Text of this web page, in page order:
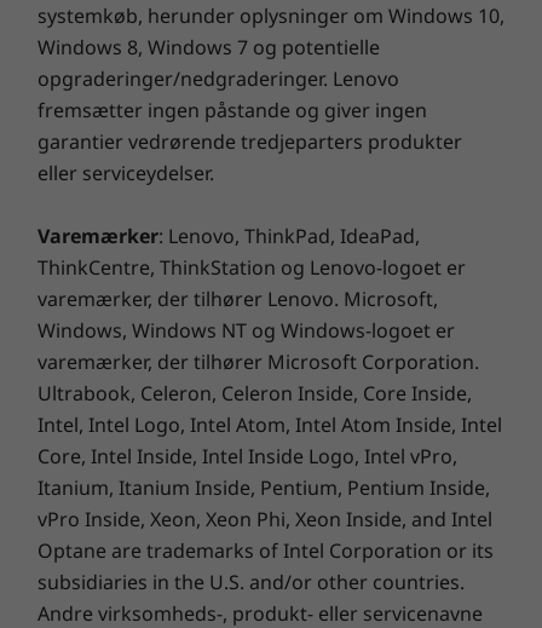
Ydeevne og sikkerhed på alle fronter
Ydeevne og sikkerhed
på alle fronter
Frigør uovertruffet privatliv og sikkerhed fra
starten med ThinkSmart Tiny Kit. Oplev
konsistent, robust ydeevne, der kan opfylde
dine krav med det Windows 11 indlæste Office
365 økosystem. Desuden maksimerer dets
avancerede styrings- og
rapporteringsværktøjer potentialet i alle dine
møderum fra første færd.
Garanti
1-års basisgaranti
1-års Lenovo Premier Support
1-års ThinkSmart Collaboration Professional Services -
Implementering
1-års ThinkSmart Collaboration Professional Services –
Komplet teknisk specifikation
Produktspecifikationsreference:Modeller,
specifikationer, dokumenter, kompatibilitet (på
engelsk)
Specifikationer kan variere afhængigt af området/modellen.
systemkøb, herunder oplysninger om Windows 10,
Windows 8, Windows 7 og potentielle
opgraderinger/nedgraderinger. Lenovo
fremsætter ingen påstande og giver ingen
garantier vedrørende tredjeparters produkter
eller serviceydelser.
Varemærker: Lenovo, ThinkPad, IdeaPad,
ThinkCentre, ThinkStation og Lenovo-logoet er
varemærker, der tilhører Lenovo. Microsoft,
Windows, Windows NT og Windows-logoet er
varemærker, der tilhører Microsoft Corporation.
Ultrabook, Celeron, Celeron Inside, Core Inside,
Intel, Intel Logo, Intel Atom, Intel Atom Inside, Intel
Core, Intel Inside, Intel Inside Logo, Intel vPro,
Itanium, Itanium Inside, Pentium, Pentium Inside,
vPro Inside, Xeon, Xeon Phi, Xeon Inside, and Intel
Optane are trademarks of Intel Corporation or its
subsidiaries in the U.S. and/or other countries.
Andre virksomheds-, produkt- eller servicenavne